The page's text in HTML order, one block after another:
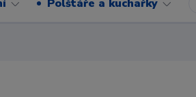
Polštáře a kuchařky